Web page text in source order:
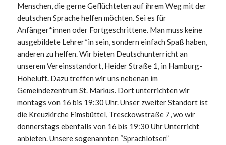
Menschen, die gerne Geflüchteten auf ihrem Weg mit der
deutschen Sprache helfen möchten. Sei es für
Anfänger*innen oder Fortgeschrittene. Man muss keine
ausgebildete Lehrer*in sein, sondern einfach Spaß haben,
anderen zu helfen. Wir bieten Deutschunterricht an
unserem Vereinsstandort, Heider Straße 1, in Hamburg-
Hoheluft. Dazu treffen wir uns nebenan im
Gemeindezentrum St. Markus. Dort unterrichten wir
montags von 16 bis 19:30 Uhr. Unser zweiter Standort ist
die Kreuzkirche Eimsbüttel, Tresckowstraße 7, wo wir
donnerstags ebenfalls von 16 bis 19:30 Uhr Unterricht
anbieten. Unsere sogenannten “Sprachlotsen”